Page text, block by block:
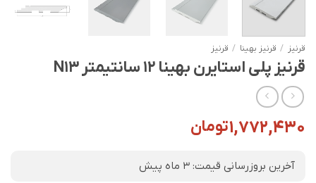
قرنیز / قرنیز بهینا / قرنیز
قرنیز پلی استایرن بهینا 12 سانتیمتر N13
۱,۷۷۲,۴۳۰تومان
آخرین بروزرسانی قیمت: 3 ماه پیش